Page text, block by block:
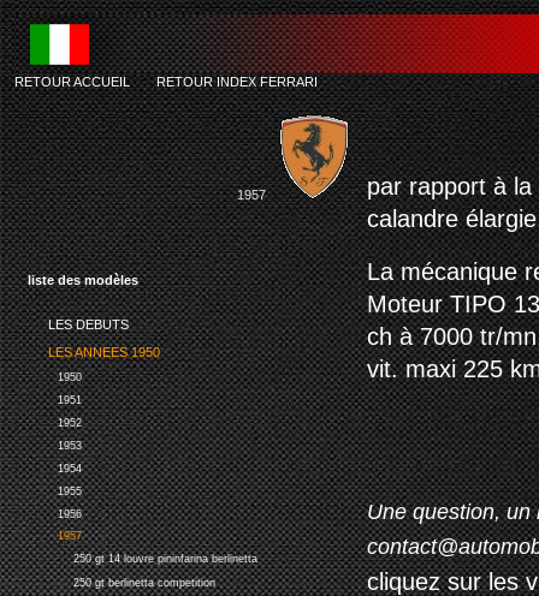
liste des modèles
LES DEBUTS
LES ANNEES 1950
1950
1951
1952
1953
1954
1955
1956
1957
250 gt 14 louvre pininfarina berlinetta
250 gt berlinetta competition
RETOUR ACCUEIL-RETOUR INDEX FERRARI
1957
par rapport à
calandre
La mécanique
Moteur TIPO
ch à 7000 tr/
vit. maxi 225
Une question, un
cliquez sur les